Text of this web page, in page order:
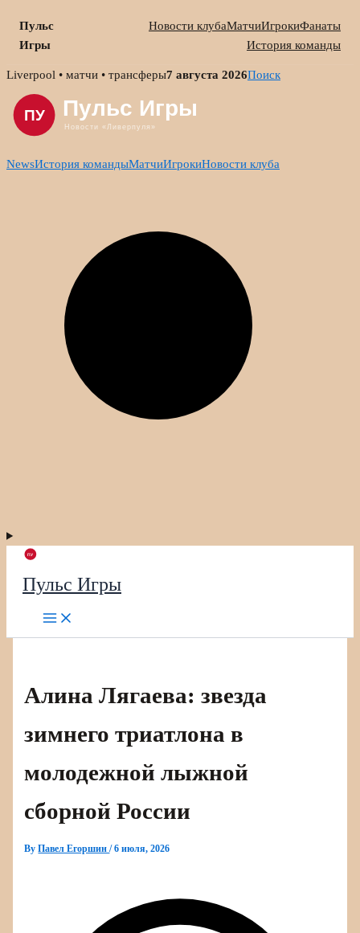
Пульс
Игры
Новости клубаМатчиИгрокиФанаты
История команды
Skip
content
Liverpool • матчи • трансферы7 августа 2026Поиск
NewsИстория командыМатчиИгрокиНовости клуба
Пульс Игры
Алина Лягаева: звезда
зимнего триатлона в
молодежной лыжной
сборной России
ByПавел Егоршин/6 июля, 2026